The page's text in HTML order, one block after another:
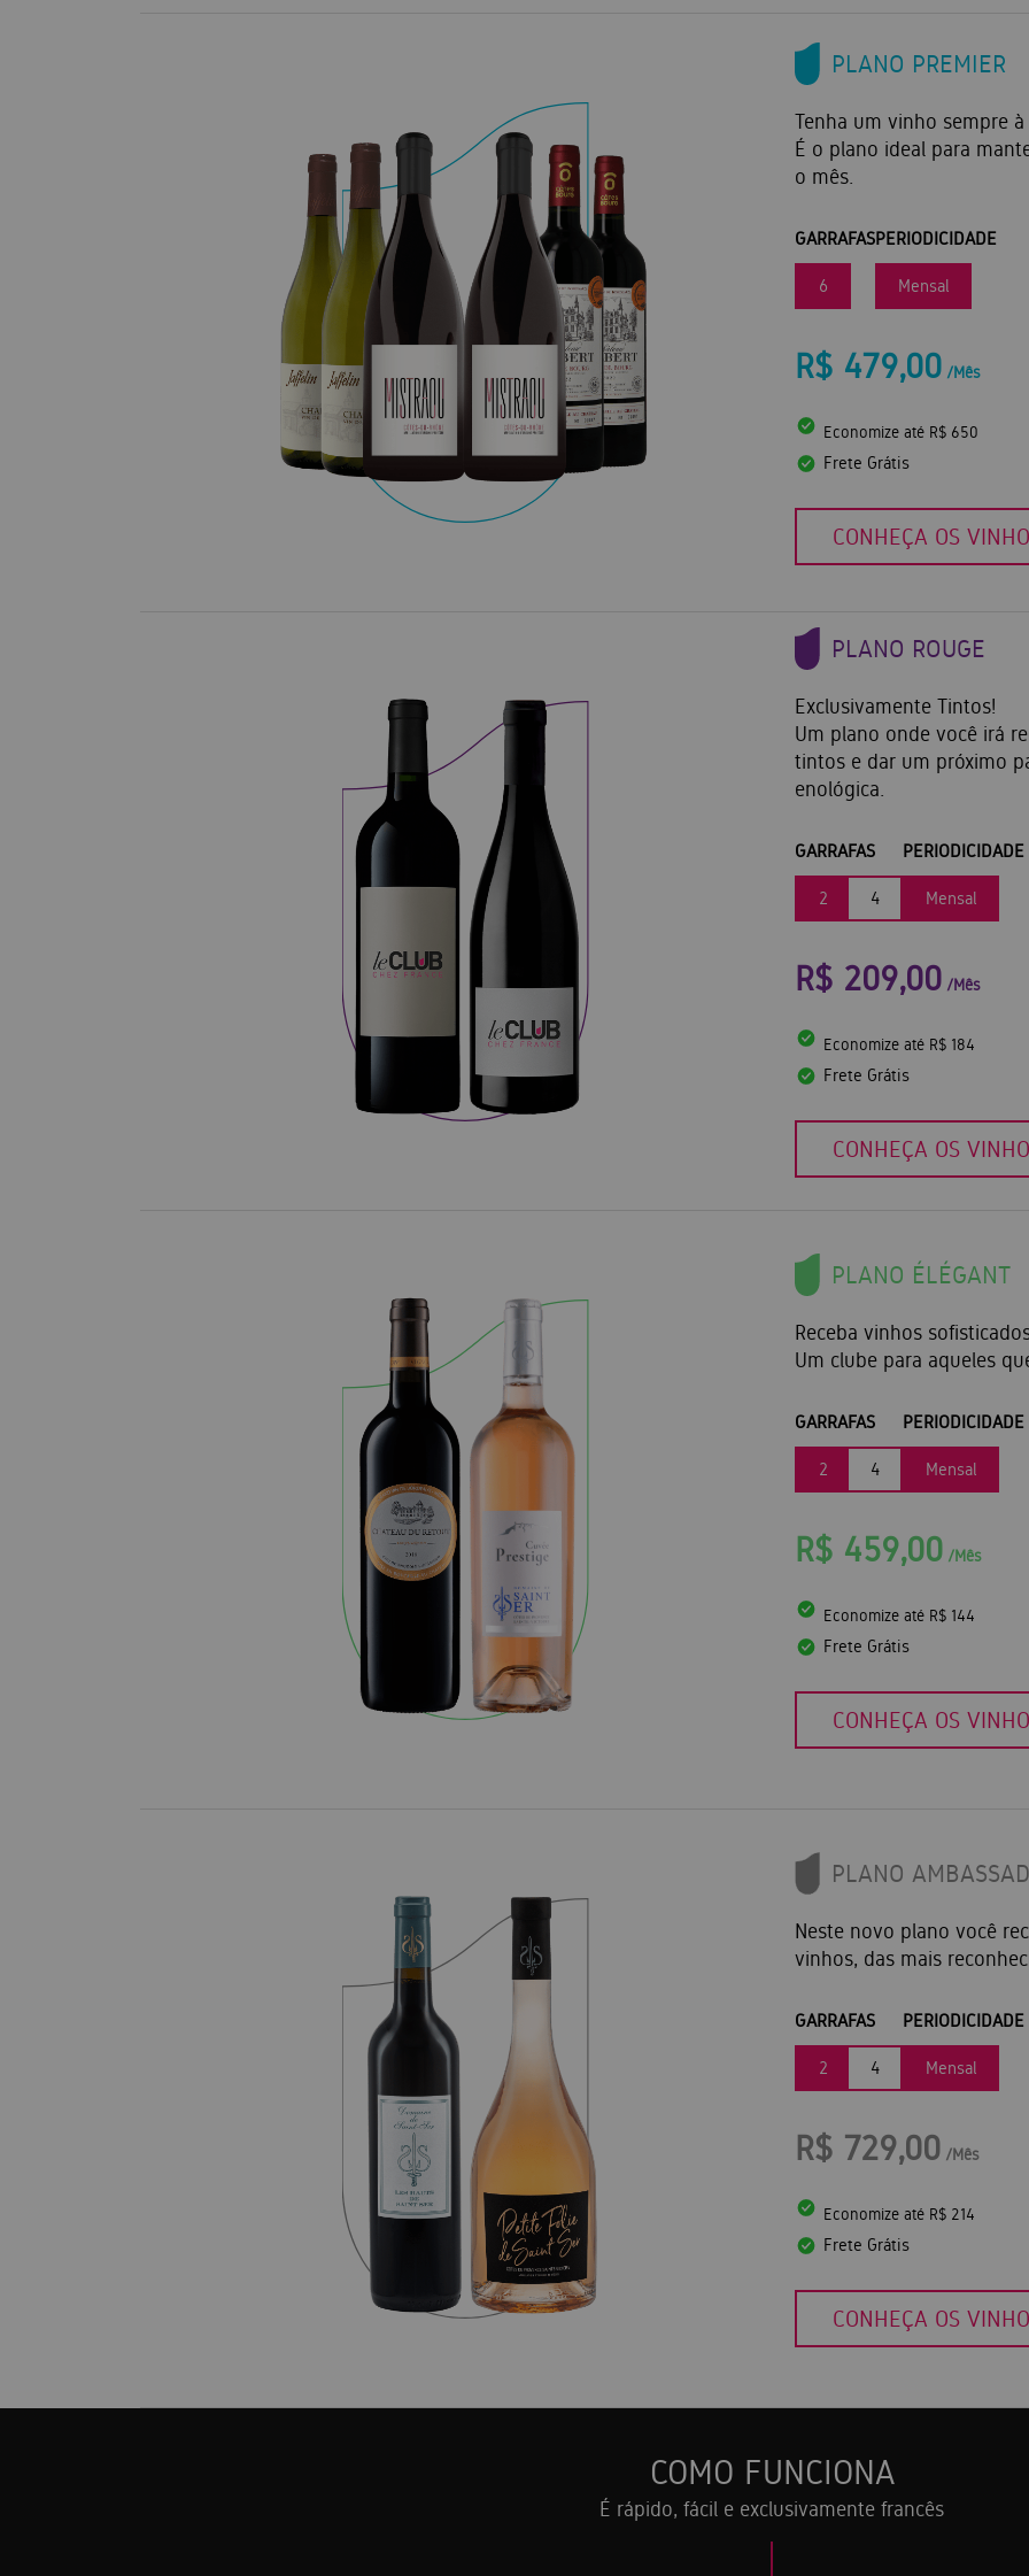
PLANO PREMIER
Tenha um vinho sempre à
É o plano ideal para
o mês.
GARRAFAS
6
PERIODICIDADE
Mensal
R$ 479,00 /Mês
Economize até R$ 650
Frete Grátis
CONHEÇA OS
PLANO ROUGE
Exclusivamente Tintos!
Um plano onde você irá
tintos e dar um próximo
enológica.
GARRAFAS
2 4
PERIODICIDADE
Mensal
R$ 209,00 /Mês
Economize até R$ 184
Frete Grátis
CONHEÇA OS
PLANO ÉLÉGANT
Receba vinhos
Um clube para aqueles
GARRAFAS
2 4
PERIODICIDADE
Mensal
R$ 459,00 /Mês
Economize até R$ 144
Frete Grátis
CONHEÇA OS
PLANO
Neste novo plano você
vinhos, das mais
GARRAFAS
2 4
PERIODICIDADE
Mensal
R$ 729,00 /Mês
Economize até R$ 214
Frete Grátis
CONHEÇA OS
COMO FUNCIONA
É rápido, fácil e exclusivamente francês